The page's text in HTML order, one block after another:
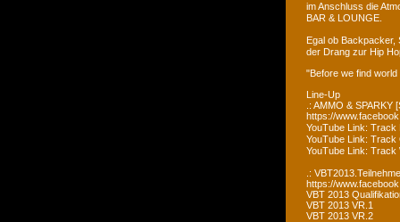
im Anschluss die
BAR & LOUNGE.
Egal ob
der Drang zur Hip
"Before we find
Line-Up
.: AMMO & SPARKY
https://
YouTube Link:
YouTube Link: Track
YouTube Link:
.:
https://
VBT 2013
VBT 2013 VR.1
VBT 2013 VR.2